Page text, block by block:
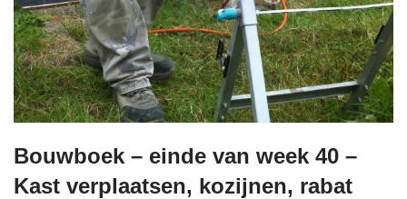
Bouwboek – einde van week 40 –
Kast verplaatsen, kozijnen, rabat